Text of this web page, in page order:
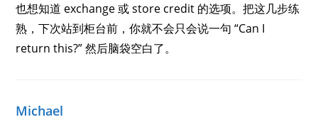
也想知道 exchange 或 store credit 的选项。把这几步练
熟，下次站到柜台前，你就不会只会说一句 “Can I
return this?” 然后脑袋空白了。
Michael